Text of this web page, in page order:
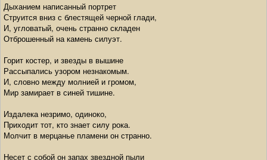
Дыханием написанный портрет
Струится вниз с блестящей черной глади,
И, угловатый, очень странно складен
Отброшенный на камень силуэт.
Горит костер, и звезды в вышине
Рассыпались узором незнакомым.
И, словно между молнией и громом,
Мир замирает в синей тишине.
Издалека незримо, одиноко,
Приходит тот, кто знает силу рока.
Молчит в мерцанье пламени он странно.
Несет с собой он запах звездной пыли